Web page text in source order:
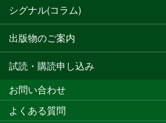
シグナル(コラム)
出版物のご案内
試読・購読申し込み
お問い合わせ
よくある質問